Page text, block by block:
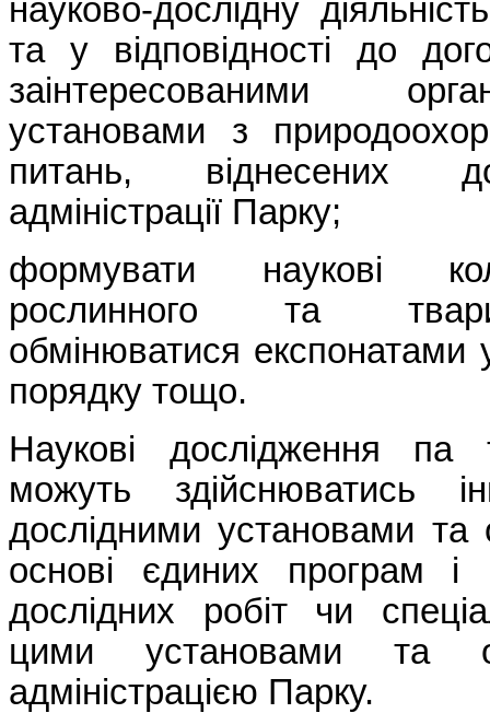
науково-дослідну
та у відповідності до
заінтересованими
установами з
питань, віднесених
адміністрації Парку;
формувати наукові
рослинного та
обмінюватися експонатами
порядку тощо.
Наукові дослідження па
можуть здійснюватись
дослідними установами та
основі єдиних програм і
дослідних робіт чи
цими установами та
адміністрацією Парку.